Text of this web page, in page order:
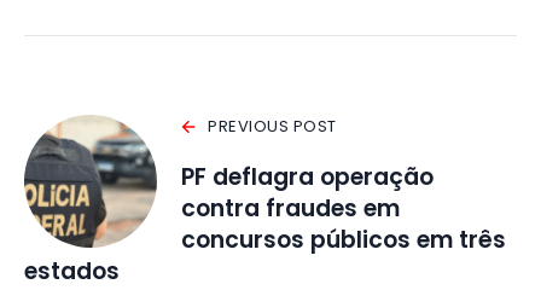
PREVIOUS POST
PF deflagra operação
contra fraudes em
concursos públicos em três
estados